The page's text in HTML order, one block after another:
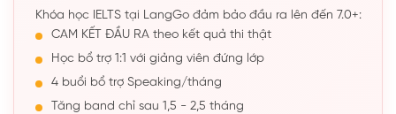
Khóa học IELTS tại LangGo đảm bảo đầu ra lên đến 7.0+:
CAM KẾT ĐẦU RA theo kết quả thi thật
Học bổ trợ 1:1 với giảng viên đứng lớp
4 buổi bổ trợ Speaking/tháng
Tăng band chỉ sau 1,5 - 2,5 tháng